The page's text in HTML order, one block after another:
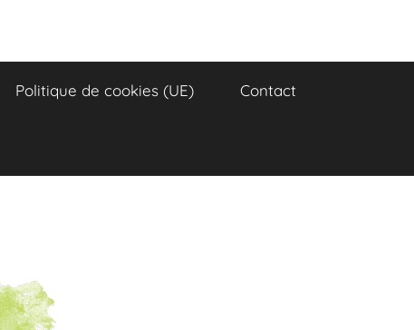
Politique de cookies (UE) Contact